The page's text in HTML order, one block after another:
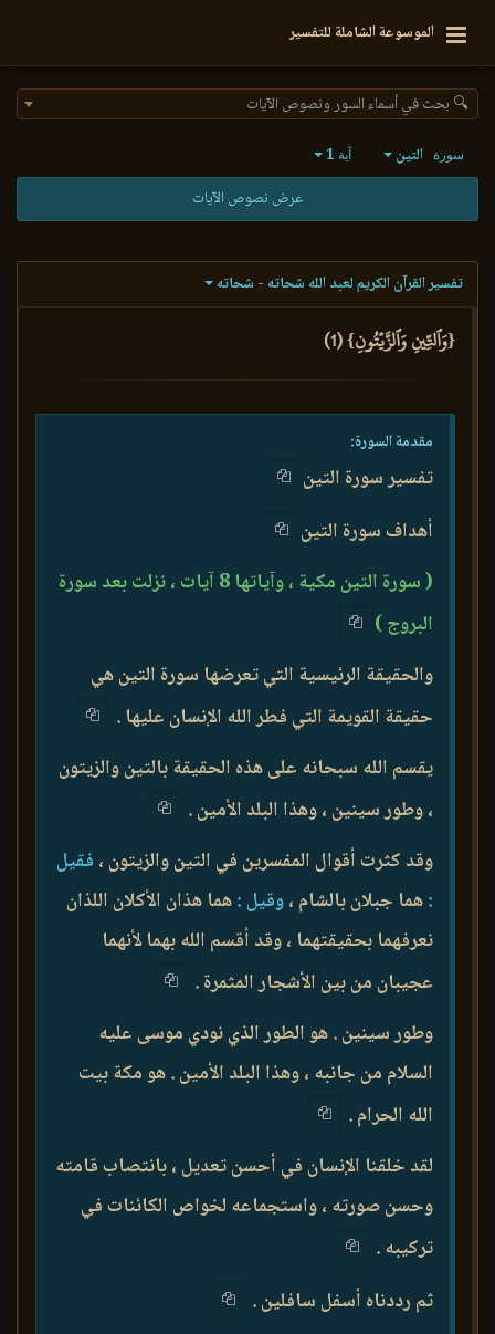
الموسوعة الشاملة للتفسير
🔍 بحث في أسماء السور ونصوص الآيات
سورة التين آية 1
عرض نصوص الآيات
تفسير القرآن الكريم لعبد الله شحاته - شحاته
{وَٱلتِّينِ وَٱلزَّيۡتُونِ} (1)
مقدمة السورة:
تفسير سورة التين
أهداف سورة التين
( سورة التين مكية ، وآياتها 8 آيات ، نزلت بعد سورة
البروج )
والحقيقة الرئيسية التي تعرضها سورة التين هي
حقيقة القويمة التي فطر الله الإنسان عليها .
يقسم الله سبحانه على هذه الحقيقة بالتين والزيتون
، وطور سينين ، وهذا البلد الأمين .
وقد كثرت أقوال المفسرين في التين والزيتون ، فقيل
:هما جبلان بالشام ،وقيل :هما هذان الأكلان اللذان
نعرفهما بحقيقتهما ، وقد أقسم الله بهما لأنهما
عجيبان من بين الأشجار المثمرة .
وطور سينين . هو الطور الذي نودي موسى عليه
السلام من جانبه ، وهذا البلد الأمين . هو مكة بيت
الله الحرام .
لقد خلقنا الإنسان في أحسن تعديل ، بانتصاب قامته
وحسن صورته ، واستجماعه لخواص الكائنات في
تركيبه .
ثم رددناه أسفل سافلين .